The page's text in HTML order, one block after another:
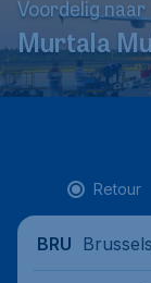
Voordelig naar
Murtala
Retour
BRU